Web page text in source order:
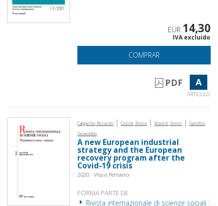
EUR 14,30
IVA excluido
COMPRAR
PDF A
ARTÍCULO
Cappellin, Riccardo | Ciciotti, Enrico | Marelli, Enrico | Garofoli,
Gioacchino
A new European industrial
strategy and the European
recovery program after the
Covid-19 crisis
2020 - Vita e Pensiero
FORMA PARTE DE
Rivista internazionale di scienze sociali :